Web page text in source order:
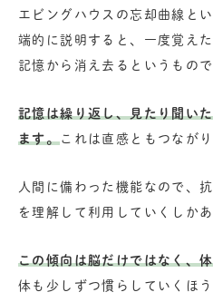
エビングハウスの忘却曲線と
端的に説明すると、一度覚え
記憶から消え去るというもので
記憶は繰り返し、見たり聞い
ます。これは直感ともつながり
人間に備わった機能なので、
を理解して利用していくしかあ
この傾向は脳だけではなく、
体も少しずつ慣らしていくほ